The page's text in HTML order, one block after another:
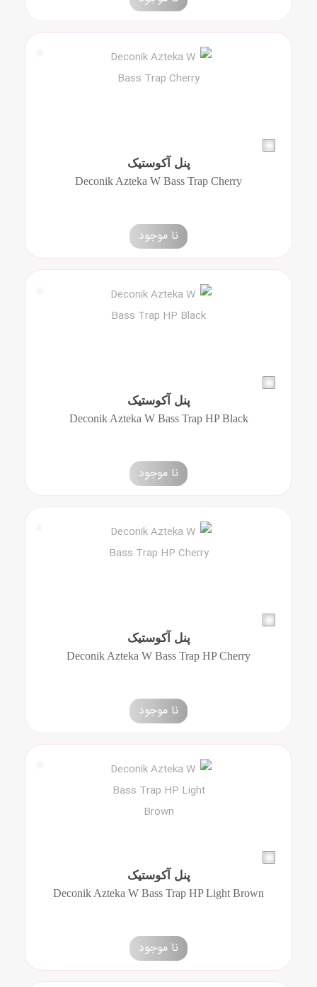
پنل آکوستیک
Deconik Azteka W Bass Trap Cherry
نا موجود
پنل آکوستیک
Deconik Azteka W Bass Trap HP Black
نا موجود
پنل آکوستیک
Deconik Azteka W Bass Trap HP Cherry
نا موجود
پنل آکوستیک
Deconik Azteka W Bass Trap HP Light Brown
نا موجود